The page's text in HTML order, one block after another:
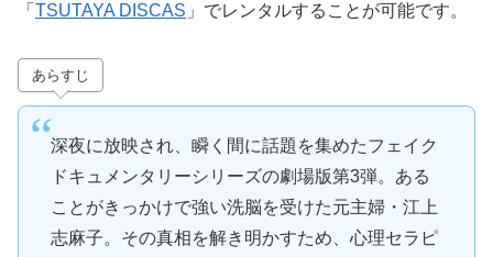
「 TSUTAYA DISCAS 」でレンタルすることが可能です。
あらすじ
深夜に放映され、瞬く間に話題を集めたフェイク
ドキュメンタリーシリーズの劇場版第3弾。ある
ことがきっかけで強い洗脳を受けた元主婦・江上
志麻子。その真相を解き明かすため、心理セラピ